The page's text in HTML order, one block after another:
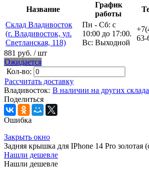
Название
График
работы
Склад Владивосток
(г. Владивосток, ул.
Светланская, 118)
Пн - Сб: с
10:00 до 17:00.
Вс: Выходной
63-
881 руб. / шт
Ожидается
Кол-во:
Рассчитать доставку
Владивосток: В наличии на других
Поделиться
Ошибка
Закрыть окно
Задняя крышка для IPhone 14 Pro золотая
Нашли дешевле
Нашли дешевле